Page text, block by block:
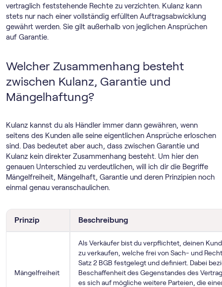
vertraglich feststehende Rechte zu verzichten. Kulanz kann
stets nur nach einer vollständig erfüllten Auftragsabwicklung
gewährt werden. Sie gilt außerhalb von jeglichen Ansprüchen
auf Garantie.
Welcher Zusammenhang besteht
zwischen Kulanz, Garantie und
Mängelhaftung?
Kulanz kannst du als Händler immer dann gewähren, wenn
seitens des Kunden alle seine eigentlichen Ansprüche erloschen
sind. Das bedeutet aber auch, dass zwischen Garantie und
Kulanz kein direkter Zusammenhang besteht. Um hier den
genauen Unterschied zu verdeutlichen, will ich dir die Begriffe
Mängelfreiheit, Mängelhaft, Garantie und deren Prinzipien noch
einmal genau veranschaulichen.
Prinzip Beschreibung
Mängelfreiheit
Als Verkäufer bist du verpflichtet, deinen
zu verkaufen, welche frei von Sach- und
Satz 2 BGB festgelegt und definiert. Dabei
Beschaffenheit des Gegenstandes des
es sich auf mögliche weitere Parteien, die